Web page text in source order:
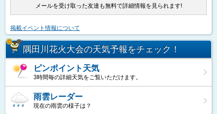
メールを受け取った友達も無料で詳細情報を見られます!
掲載イベント情報について
隅田川花火大会の天気予報をチェック！
ピンポイント天気
3時間毎の詳細天気をご覧いただけます。
雨雲レーダー
現在の雨雲の様子は？